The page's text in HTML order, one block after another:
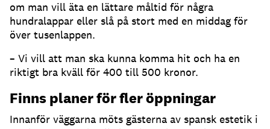
om man vill äta en lättare måltid för några
hundralappar eller slå på stort med en middag för
över tusenlappen.
– Vi vill att man ska kunna komma hit och ha en
riktigt bra kväll för 400 till 500 kronor.
Finns planer för fler öppningar
Innanför väggarna möts gästerna av spansk estetik i